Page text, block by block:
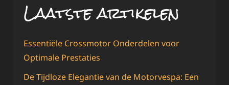
Laatste artikelen
Essentiële Crossmotor Onderdelen voor
Optimale Prestaties
De Tijdloze Elegantie van de Motorvespa: Een